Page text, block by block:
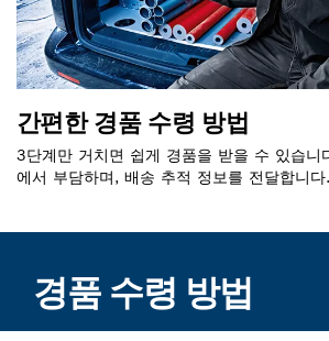
간편한 경품 수령 방법
3단계만 거치면 쉽게 경품을 받을 수 있습니
에서 부담하며, 배송 추적 정보를 전달합니다.
경품 수령 방법